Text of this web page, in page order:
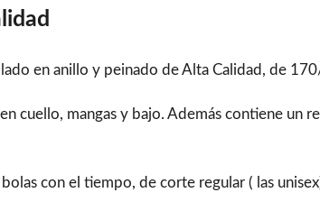
en anillo y peinado de Alta Calidad, de
cuello, mangas y bajo. Además contiene un
con el tiempo, de corte regular ( las